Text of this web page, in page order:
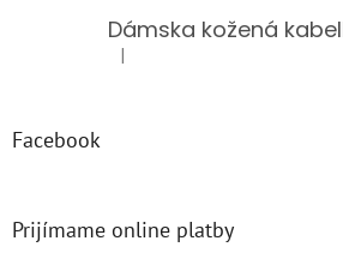
Hodnotenie produktu je 5 z
|
Facebook
Prijímame online platby